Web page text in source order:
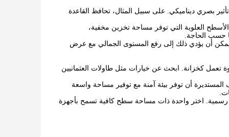
بصري ديناميكي. على سبيل المثال، تحافظ القاعدة
العلوية التي توفر مساحة تخزين مخفية،
حسب الحاجة.
يمكن أن يؤدي ذلك إلى رفع المستوى الجمالي مع عرض
كخزانة. ابحث عن خيارات مثل طاولات العثمانيين
المستديرة أن توفر بيئة آمنة مع توفير مساحة واسعة
اختر واحدة ذات مساحة سطح كافية تسمح بأجهزة